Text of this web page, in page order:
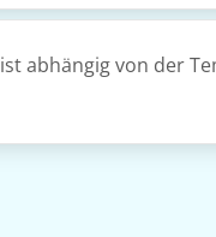
abhängig von der